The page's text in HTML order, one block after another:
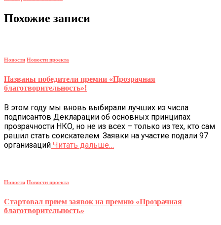
Похожие записи
Новости Новости проекта
Названы победители премии «Прозрачная
благотворительность»!
В этом году мы вновь выбирали лучших из числа
подписантов Декларации об основных принципах
прозрачности НКО, но не из всех – только из тех, кто сам
решил стать соискателем. Заявки на участие подали 97
организаций Читать дальше…
Новости Новости проекта
Стартовал прием заявок на премию «Прозрачная
благотворительность»